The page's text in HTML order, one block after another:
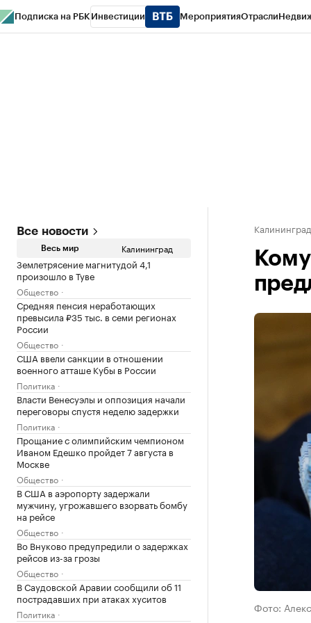
Подписка на РБК Инвестиции МероприятияОтрасли
Все новости
Весь мир Калининград
Землетрясение магнитудой 4,1
произошло в Туве
Общество
Средняя пенсия неработающих
превысила ₽35 тыс. в семи регионах
России
Общество
США ввели санкции в отношении
военного атташе Кубы в России
Политика
Власти Венесуэлы и оппозиция начали
переговоры спустя неделю задержки
Политика
Прощание с олимпийским чемпионом
Иваном Едешко пройдет 7 августа в
Москве
Общество
В США в аэропорту задержали
мужчину, угрожавшего взорвать бомбу
на рейсе
Общество
Во Внуково предупредили о задержках
рейсов из-за грозы
Общество
В Саудовской Аравии сообщили об 11
пострадавших при атаках хуситов
Политика
Калининград
Фото: